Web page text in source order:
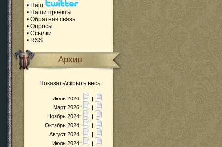
• Наш
• Наши проекты
• Обратная связь
• Опросы
• Ссылки
• RSS
Архив
Показать\скрыть весь
Июль 2026:
|
Март 2026:
|
Ноябрь 2024:
|
Октябрь 2024:
|
Август 2024:
|
Июль 2024:
|